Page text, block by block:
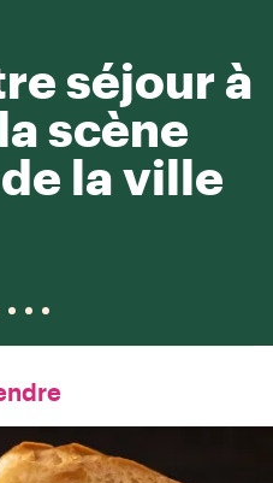
séjour à
scène
la ville